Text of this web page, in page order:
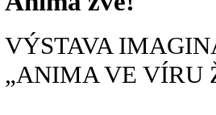
VÝSTAVA
„ANIMA VE VÍRU